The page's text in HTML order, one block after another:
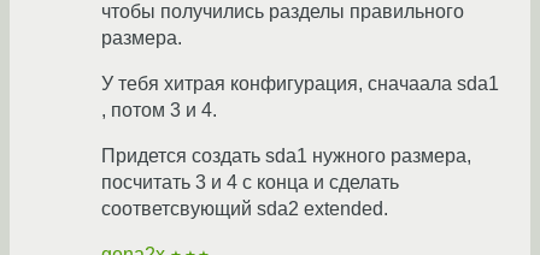
чтобы получились разделы правильного
размера.
У тебя хитрая конфигурация, сначаала sda1
, потом 3 и 4.
Придется создать sda1 нужного размера,
посчитать 3 и 4 с конца и сделать
соответсвующий sda2 extended.